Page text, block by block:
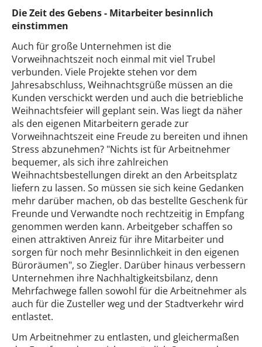
Die Zeit des Gebens - Mitarbeiter besinnlich
einstimmen
Auch für große Unternehmen ist die
Vorweihnachtszeit noch einmal mit viel Trubel
verbunden. Viele Projekte stehen vor dem
Jahresabschluss, Weihnachtsgrüße müssen an die
Kunden verschickt werden und auch die betriebliche
Weihnachtsfeier will geplant sein. Was liegt da näher
als den eigenen Mitarbeitern gerade zur
Vorweihnachtszeit eine Freude zu bereiten und ihnen
Stress abzunehmen? "Nichts ist für Arbeitnehmer
bequemer, als sich ihre zahlreichen
Weihnachtsbestellungen direkt an den Arbeitsplatz
liefern zu lassen. So müssen sie sich keine Gedanken
mehr darüber machen, ob das bestellte Geschenk für
Freunde und Verwandte noch rechtzeitig in Empfang
genommen werden kann. Arbeitgeber schaffen so
einen attraktiven Anreiz für ihre Mitarbeiter und
sorgen für noch mehr Besinnlichkeit in den eigenen
Büroräumen", so Ziegler. Darüber hinaus verbessern
Unternehmen ihre Nachhaltigkeitsbilanz, denn
Mehrfachwege fallen sowohl für die Arbeitnehmer als
auch für die Zusteller weg und der Stadtverkehr wird
entlastet.
Um Arbeitnehmer zu entlasten, und gleichermaßen